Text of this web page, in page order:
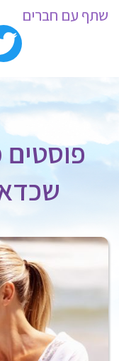
שתף עם חברים
פוסטים